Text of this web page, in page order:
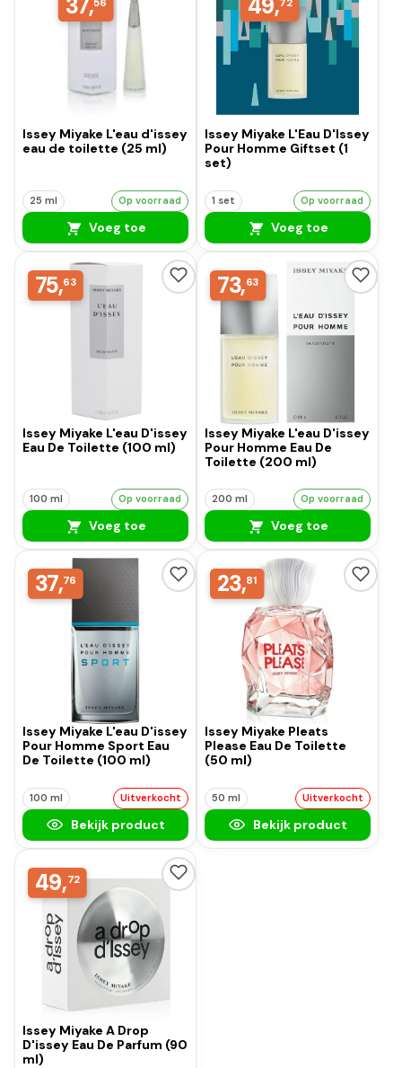
37,56
Issey Miyake L'eau d'issey
eau de toilette (25 ml)
25 ml Op voorraad
Voeg toe
49,72
Issey Miyake L'Eau D'Issey
Pour Homme Giftset (1
set)
1 set Op voorraad
Voeg toe
75,63
Issey Miyake L'eau D'issey
Eau De Toilette (100 ml)
100 ml Op voorraad
Voeg toe
73,63
Issey Miyake L'eau D'issey
Pour Homme Eau De
Toilette (200 ml)
200 ml Op voorraad
Voeg toe
37,76
Issey Miyake L'eau D'issey
Pour Homme Sport Eau
De Toilette (100 ml)
100 ml Uitverkocht
Bekijk product
23,81
Issey Miyake Pleats
Please Eau De Toilette
(50 ml)
50 ml Uitverkocht
Bekijk product
49,72
Issey Miyake A Drop
D'issey Eau De Parfum (90
ml)